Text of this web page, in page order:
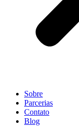
Sobre
Parcerias
Contato
Blog